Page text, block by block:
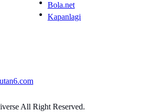
Bola.net
Kapanlagi
All Right Reserved.